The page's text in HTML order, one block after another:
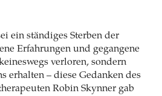
ein ständiges Sterben der
Erfahrungen und gegangene
verloren, sondern
erhalten – diese Gedanken des
Robin Skynner gab